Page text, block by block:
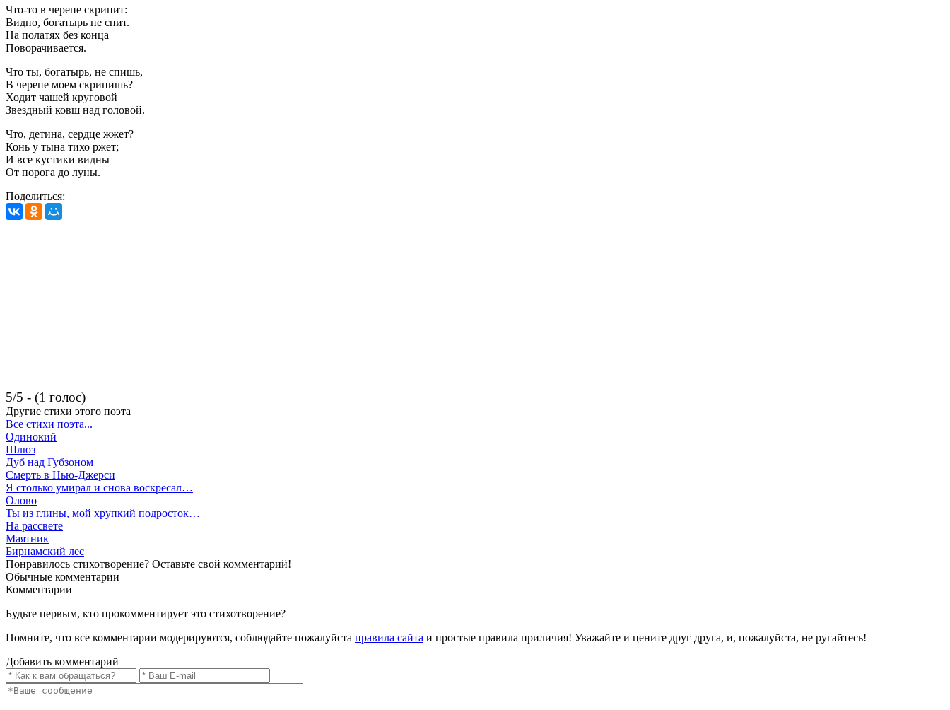
Что-то в черепе скрипит:
Видно, богатырь не спит.
На полатях без конца
Поворачивается.
Что ты, богатырь, не спишь,
В черепе моем скрипишь?
Ходит чашей круговой
Звездный ковш над головой.
Что, детина, сердце жжет?
Конь у тына тихо ржет;
И все кустики видны
От порога до луны.
Поделиться:
5/5 - (1 голос)
Другие стихи этого поэта
Все стихи поэта...
Одинокий
Шлюз
Дуб над Губзоном
Смерть в Нью-Джерси
Я столько умирал и снова воскресал…
Олово
Ты из глины, мой хрупкий подросток…
На рассвете
Маятник
Бирнамский лес
Понравилось стихотворение? Оставьте свой комментарий!
Обычные комментарии
Комментарии
Будьте первым, кто прокомментирует это стихотворение?
Помните, что все комментарии модерируются, соблюдайте пожалуйста правила сайта и простые правила приличия! Уважайте и цените друг друга, и, пожалуйста, не ругайтесь!
Добавить комментарий